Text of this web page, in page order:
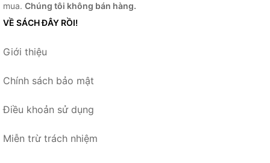
mua. Chúng tôi không bán hàng.
VỀ SÁCH ĐÂY RỒI!
Giới thiệu
Chính sách bảo mật
Điều khoản sử dụng
Miễn trừ trách nhiệm